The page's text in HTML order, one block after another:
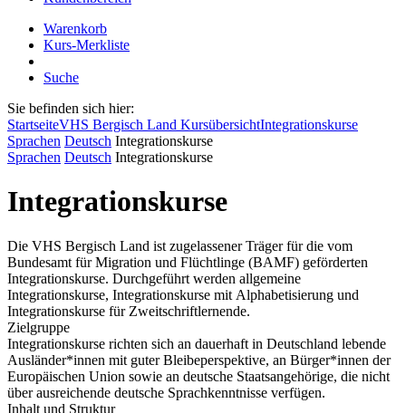
Warenkorb
Kurs-Merkliste
Suche
Sie befinden sich hier:
StartseiteVHS Bergisch Land KursübersichtIntegrationskurse
Sprachen Deutsch Integrationskurse
Sprachen Deutsch Integrationskurse
Integrationskurse
Die VHS Bergisch Land ist zugelassener Träger für die vom
Bundesamt für Migration und Flüchtlinge (BAMF) geförderten
Integrationskurse. Durchgeführt werden allgemeine
Integrationskurse, Integrationskurse mit Alphabetisierung und
Integrationskurse für Zweitschriftlernende.
Zielgruppe
Integrationskurse richten sich an dauerhaft in Deutschland lebende
Ausländer*innen mit guter Bleibeperspektive, an Bürger*innen der
Europäischen Union sowie an deutsche Staatsangehörige, die nicht
über ausreichende deutsche Sprachkenntnisse verfügen.
Inhalt und Struktur